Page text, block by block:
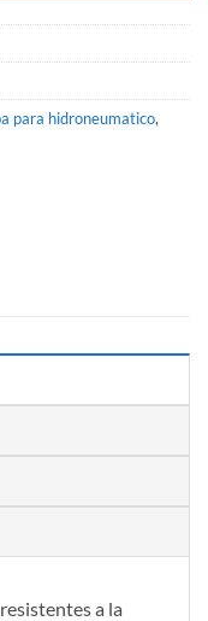
para hidroneumatico,
a la